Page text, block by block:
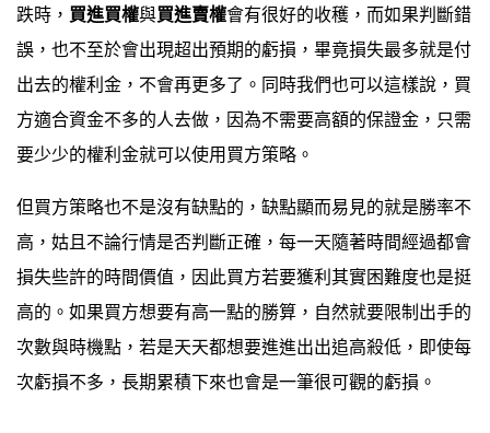
跌時， 買進買權與買進賣權會有很好的收穫，而如果判斷錯
誤，也不至於會出現超出預期的虧損，畢竟損失最多就是付
出去的權利金，不會再更多了。同時我們也可以這樣說，買
方適合資金不多的人去做，因為不需要高額的保證金，只需
要少少的權利金就可以使用買方策略。
但買方策略也不是沒有缺點的，缺點顯而易見的就是勝率不
高，姑且不論行情是否判斷正確，每一天隨著時間經過都會
損失些許的時間價值，因此買方若要獲利其實困難度也是挺
高的。如果買方想要有高一點的勝算，自然就要限制出手的
次數與時機點，若是天天都想要進進出出追高殺低，即使每
次虧損不多，長期累積下來也會是一筆很可觀的虧損。